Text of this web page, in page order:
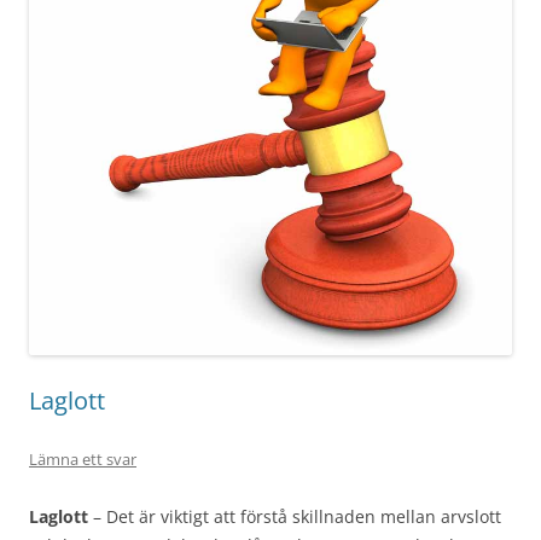
Laglott
Lämna ett svar
Laglott – Det är viktigt att förstå skillnaden mellan arvslott